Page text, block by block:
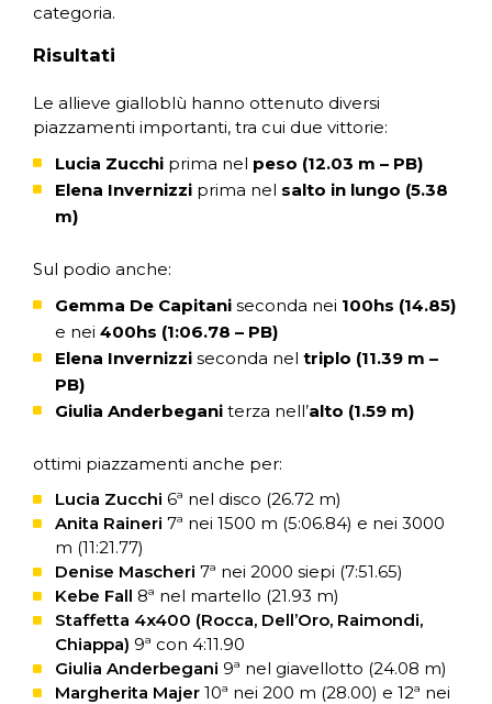
categoria.
Risultati
Le allieve gialloblù hanno ottenuto diversi
piazzamenti importanti, tra cui due vittorie:
Lucia Zucchi prima nel peso (12.03 m – PB)
Elena Invernizzi prima nel salto in lungo (5.38
m)
Sul podio anche:
Gemma De Capitani seconda nei 100hs (14.85)
e nei 400hs (1:06.78 – PB)
Elena Invernizzi seconda nel triplo (11.39 m –
PB)
Giulia Anderbegani terza nell’alto (1.59 m)
ottimi piazzamenti anche per:
Lucia Zucchi 6ª nel disco (26.72 m)
Anita Raineri 7ª nei 1500 m (5:06.84) e nei 3000
m (11:21.77)
Denise Mascheri 7ª nei 2000 siepi (7:51.65)
Kebe Fall 8ª nel martello (21.93 m)
Staffetta 4x400 (Rocca, Dell’Oro, Raimondi,
Chiappa) 9ª con 4:11.90
Giulia Anderbegani 9ª nel giavellotto (24.08 m)
Margherita Majer 10ª nei 200 m (28.00) e 12ª nei